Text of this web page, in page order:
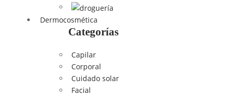
Dermocosmética
Categorías
Capilar
Corporal
Cuidado solar
Facial